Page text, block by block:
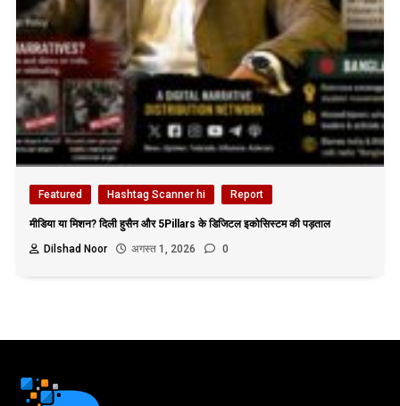
Featured Hashtag Scanner hi Report
मीडिया या मिशन? दिली हुसैन और 5Pillars के डिजिटल इकोसिस्टम की पड़ताल
Dilshad Noor
अगस्त 1, 2026 0